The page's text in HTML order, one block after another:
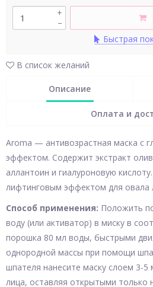
–
+
Быстрая
В список желаний
Описание
Оплата и
Aroma — антивозрастная маска с
эффектом. Содержит экстракт
аллантоин и гиалуроновую
лифтинговым эффектом для овала
Способ применения: Положить
воду (или активатор) в миску в
порошка 80 мл воды, быстрыми
однородной массы при помощи
шпателя нанесите маску слоем 3-
лица, оставляя открытыми только